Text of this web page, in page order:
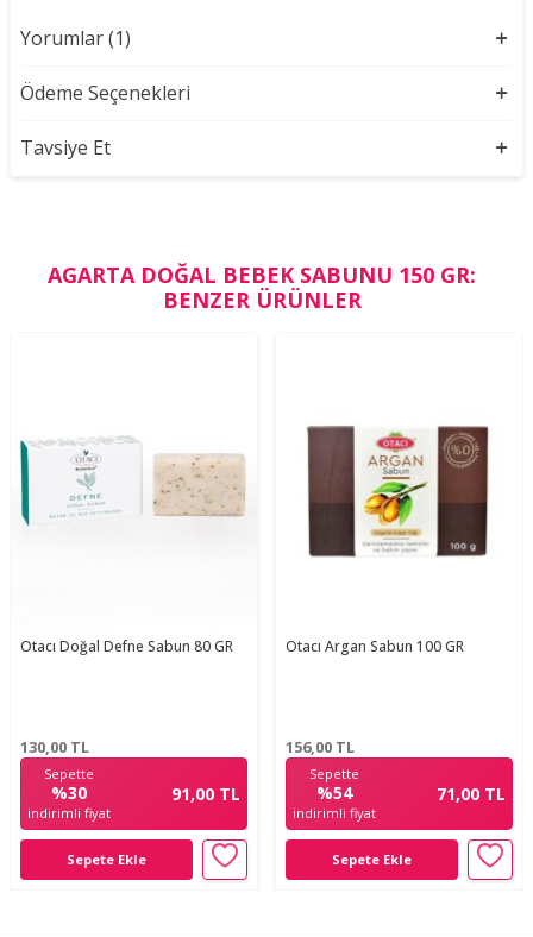
Yorumlar (1)
Ödeme Seçenekleri
Tavsiye Et
AGARTA DOĞAL BEBEK SABUNU 150 GR:
BENZER ÜRÜNLER
Otacı Doğal Defne Sabun 80 GR
130,00 TL
Sepette
%30
indirimli fiyat
91,00 TL
Sepete Ekle
Otacı Argan Sabun 100 GR
156,00 TL
Sepette
%54
indirimli fiyat
71,00 TL
Sepete Ekle